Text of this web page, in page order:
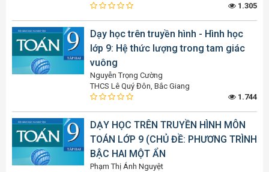
1.305
Dạy học trên truyền hình - Hình học
lớp 9: Hệ thức lượng trong tam giác
vuông
Nguyễn Trọng Cường
THCS Lê Quý Đôn, Bắc Giang
1.744
DẠY HỌC TRÊN TRUYỀN HÌNH MÔN
TOÁN LỚP 9 (CHỦ ĐỀ: PHƯƠNG TRÌNH
BẬC HAI MỘT ẨN
Phạm Thị Ánh Nguyệt